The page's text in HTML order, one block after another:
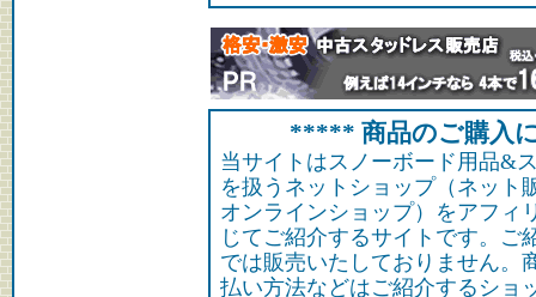
***** 商品のご購入
当サイトはスノーボード用品&
を扱うネットショップ（ネット
オンラインショップ）をアフィ
じてご紹介するサイトです。ご
では販売いたしておりません。
払い方法などはご紹介するショ